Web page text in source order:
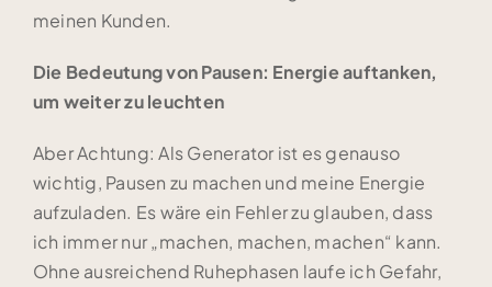
meinen Kunden.
Die Bedeutung von Pausen: Energie auftanken,
um weiter zu leuchten
Aber Achtung: Als Generator ist es genauso
wichtig, Pausen zu machen und meine Energie
aufzuladen. Es wäre ein Fehler zu glauben, dass
ich immer nur „machen, machen, machen“ kann.
Ohne ausreichend Ruhephasen laufe ich Gefahr,